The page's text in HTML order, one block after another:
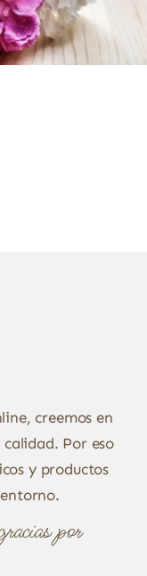
creemos en
Por eso
y productos
por